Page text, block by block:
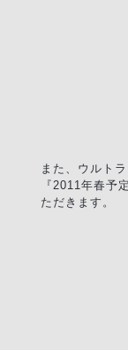
また、ウルト
『2011年春予
ただきます。